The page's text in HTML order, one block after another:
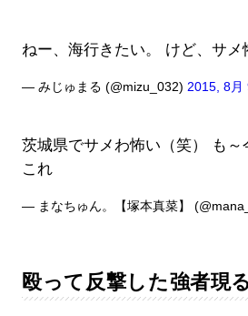
ねー、海行きたい。 けど、サメ
— みじゅまる (@mizu_032) 2015, 8月
茨城県でサメわ怖い（笑） も～
これ
— まなちゅん。【塚本真菜】
殴って反撃した強者現る